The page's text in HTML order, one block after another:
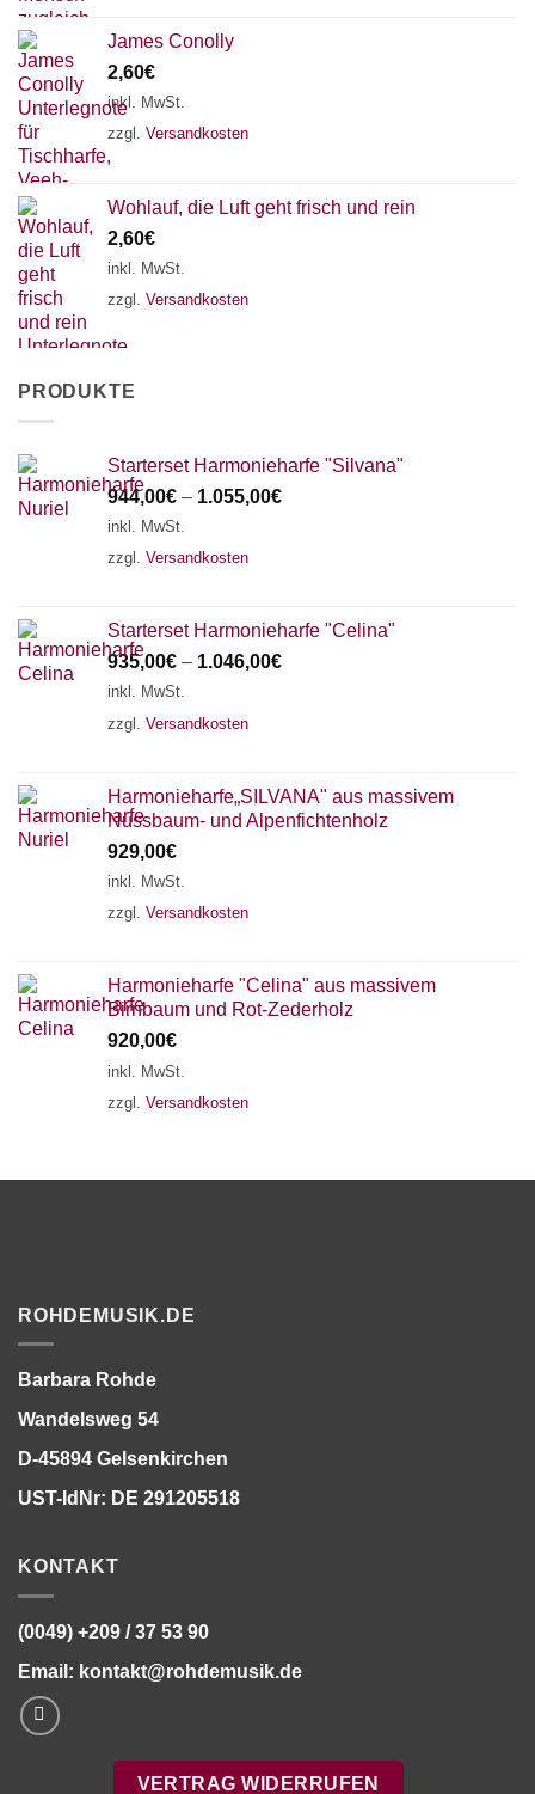
James Conolly
2,60€
inkl. MwSt.
zzgl. Versandkosten
Wohlauf, die Luft geht frisch und rein
2,60€
inkl. MwSt.
zzgl. Versandkosten
PRODUKTE
Starterset Harmonieharfe "Silvana"
944,00€ – 1.055,00€
inkl. MwSt.
zzgl. Versandkosten
Starterset Harmonieharfe "Celina"
935,00€ – 1.046,00€
inkl. MwSt.
zzgl. Versandkosten
Harmonieharfe„SILVANA" aus massivem
Nussbaum- und Alpenfichtenholz
929,00€
inkl. MwSt.
zzgl. Versandkosten
Harmonieharfe "Celina" aus massivem
Birnbaum und Rot-Zederholz
920,00€
inkl. MwSt.
zzgl. Versandkosten
ROHDEMUSIK.DE
Barbara Rohde
Wandelsweg 54
D-45894 Gelsenkirchen
UST-IdNr: DE 291205518
KONTAKT
(0049) +209 / 37 53 90
Email: kontakt@rohdemusik.de
VERTRAG WIDERRUFEN